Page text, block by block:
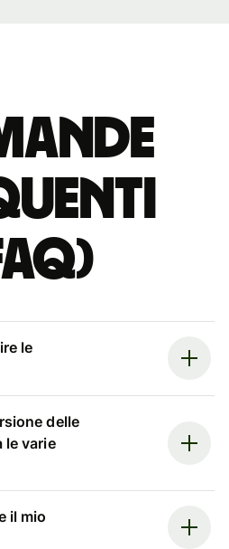
le
delle
le varie
il mio